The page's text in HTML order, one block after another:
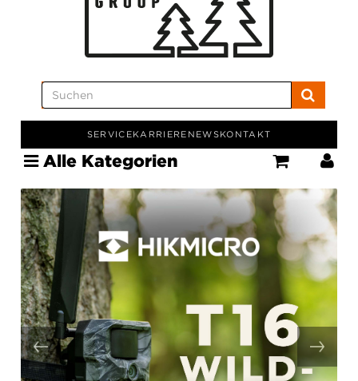
SERVICEKARRIERE NEWSKONTAKT
Alle Kategorien